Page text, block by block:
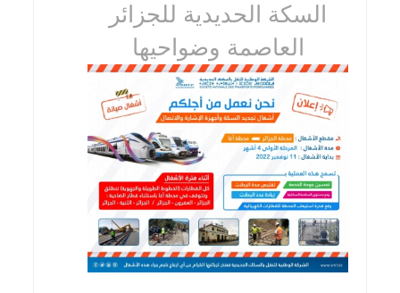
السكة الحديدية للجزائر
العاصمة وضواحيها